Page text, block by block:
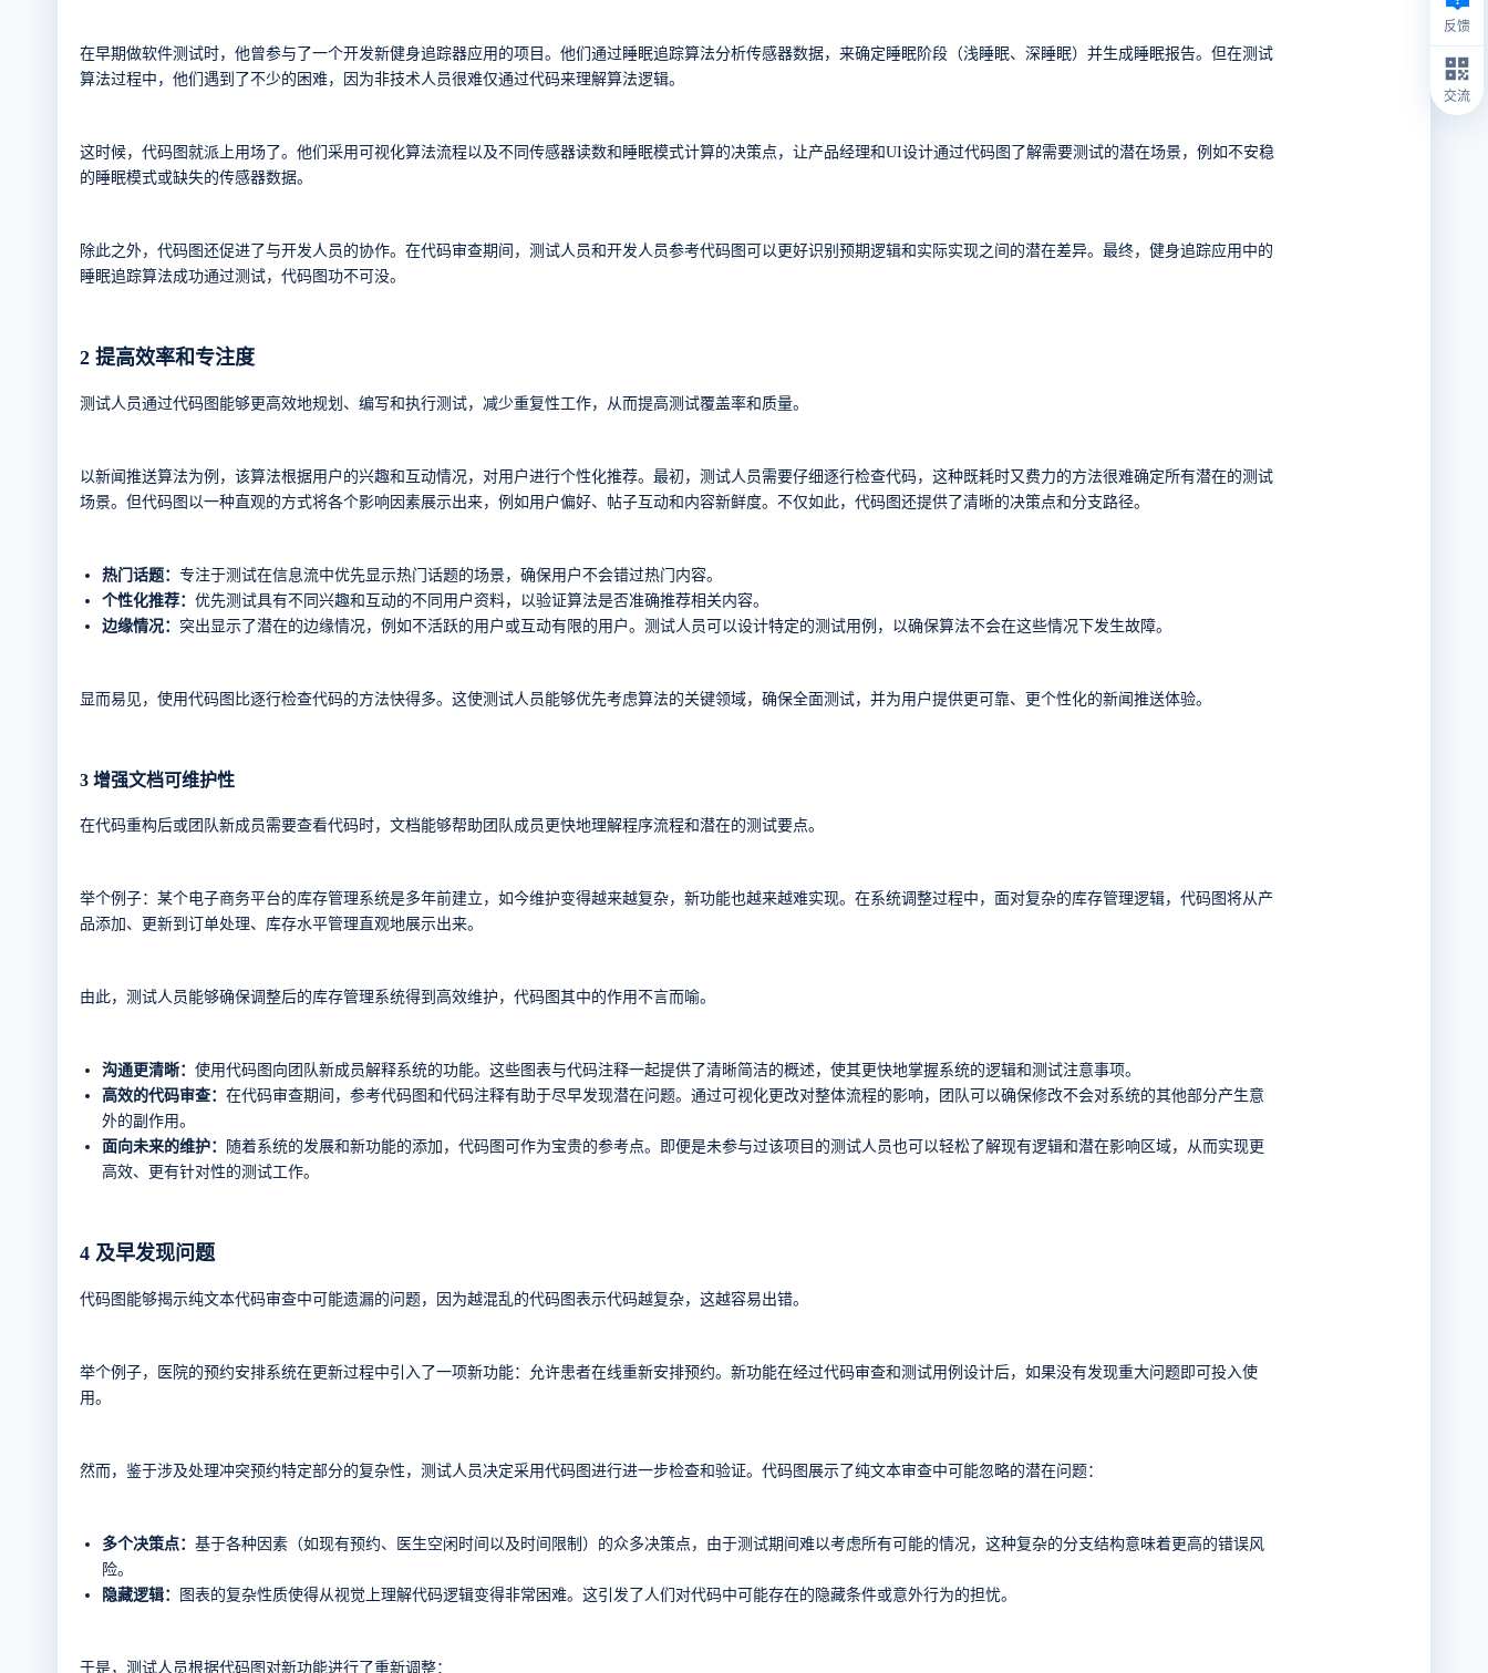
在早期做软件测试时，他曾参与了一个开发新健身追踪器应用的项目。他们通过睡眠追踪算法分析传感器数据，来确定睡眠阶段（浅睡眠、深睡眠）并生成睡眠报告。但在测试
算法过程中，他们遇到了不少的困难，因为非技术人员很难仅通过代码来理解算法逻辑。
这时候，代码图就派上用场了。他们采用可视化算法流程以及不同传感器读数和睡眠模式计算的决策点，让产品经理和UI设计通过代码图了解需要测试的潜在场景，例如不安稳
的睡眠模式或缺失的传感器数据。
除此之外，代码图还促进了与开发人员的协作。在代码审查期间，测试人员和开发人员参考代码图可以更好识别预期逻辑和实际实现之间的潜在差异。最终，健身追踪应用中的
睡眠追踪算法成功通过测试，代码图功不可没。
2 提高效率和专注度
测试人员通过代码图能够更高效地规划、编写和执行测试，减少重复性工作，从而提高测试覆盖率和质量。
以新闻推送算法为例，该算法根据用户的兴趣和互动情况，对用户进行个性化推荐。最初，测试人员需要仔细逐行检查代码，这种既耗时又费力的方法很难确定所有潜在的测试
场景。但代码图以一种直观的方式将各个影响因素展示出来，例如用户偏好、帖子互动和内容新鲜度。不仅如此，代码图还提供了清晰的决策点和分支路径。
热门话题： 专注于测试在信息流中优先显示热门话题的场景，确保用户不会错过热门内容。
个性化推荐： 优先测试具有不同兴趣和互动的不同用户资料，以验证算法是否准确推荐相关内容。
边缘情况： 突出显示了潜在的边缘情况，例如不活跃的用户或互动有限的用户。测试人员可以设计特定的测试用例，以确保算法不会在这些情况下发生故障。
显而易见，使用代码图比逐行检查代码的方法快得多。这使测试人员能够优先考虑算法的关键领域，确保全面测试，并为用户提供更可靠、更个性化的新闻推送体验。
3 增强文档可维护性
在代码重构后或团队新成员需要查看代码时，文档能够帮助团队成员更快地理解程序流程和潜在的测试要点。
举个例子：某个电子商务平台的库存管理系统是多年前建立，如今维护变得越来越复杂，新功能也越来越难实现。在系统调整过程中，面对复杂的库存管理逻辑，代码图将从产
品添加、更新到订单处理、库存水平管理直观地展示出来。
由此，测试人员能够确保调整后的库存管理系统得到高效维护，代码图其中的作用不言而喻。
沟通更清晰： 使用代码图向团队新成员解释系统的功能。这些图表与代码注释一起提供了清晰简洁的概述，使其更快地掌握系统的逻辑和测试注意事项。
高效的代码审查： 在代码审查期间，参考代码图和代码注释有助于尽早发现潜在问题。通过可视化更改对整体流程的影响，团队可以确保修改不会对系统的其他部分产生意
外的副作用。
面向未来的维护：
随着系统的发展和新功能的添加，代码图可作为宝贵的参考点。即便是未参与过该项目的测试人员也可以轻松了解现有逻辑和潜在影响区域，从而实现更
高效、更有针对性的测试工作。
4 及早发现问题
代码图能够揭示纯文本代码审查中可能遗漏的问题，因为越混乱的代码图表示代码越复杂，这越容易出错。
举个例子，医院的预约安排系统在更新过程中引入了一项新功能：允许患者在线重新安排预约。新功能在经过代码审查和测试用例设计后，如果没有发现重大问题即可投入使
用。
然而，鉴于涉及处理冲突预约特定部分的复杂性，测试人员决定采用代码图进行进一步检查和验证。代码图展示了纯文本审查中可能忽略的潜在问题：
多个决策点： 基于各种因素（如现有预约、医生空闲时间以及时间限制）的众多决策点，由于测试期间难以考虑所有可能的情况，这种复杂的分支结构意味着更高的错误风
险。
隐藏逻辑：
图表的复杂性质使得从视觉上理解代码逻辑变得非常困难。这引发了人们对代码中可能存在的隐藏条件或意外行为的担忧。
于是，测试人员根据代码图对新功能进行了重新调整：
反馈
交流